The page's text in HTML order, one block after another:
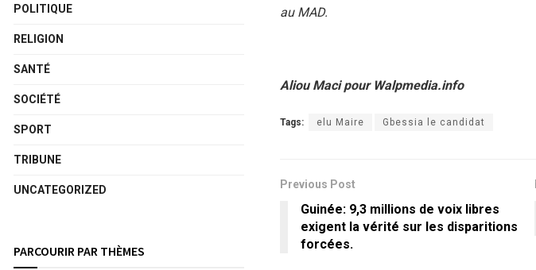
au MAD.
Aliou Maci pour Walpmedia.info
Tags: elu Maire Gbessia le candidat
Previous Post
Guinée: 9,3 millions de voix libres
exigent la vérité sur les disparitions
forcées.
POLITIQUE
RELIGION
SANTÉ
SOCIÉTÉ
SPORT
TRIBUNE
UNCATEGORIZED
PARCOURIR PAR THÈMES